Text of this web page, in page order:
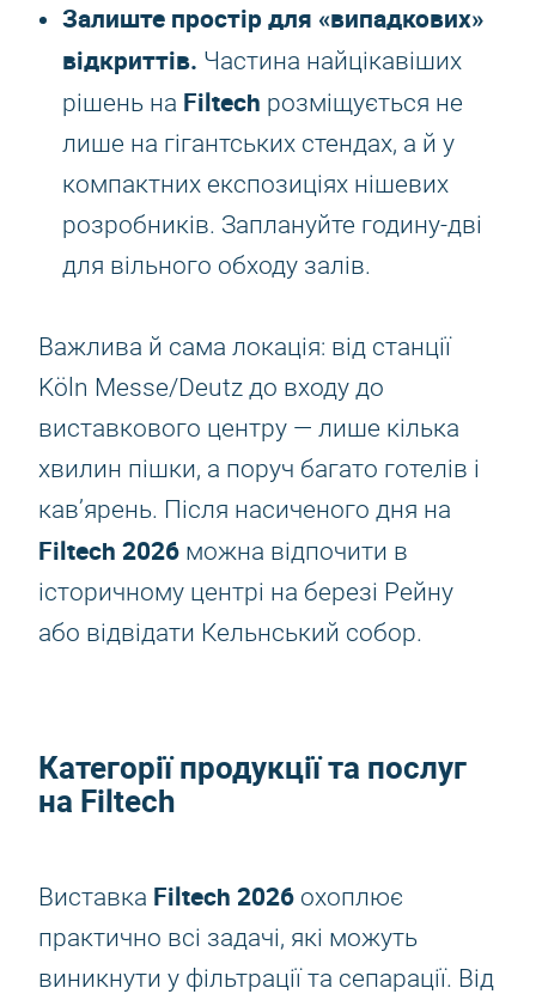
Залиште простір для «випадкових»
відкриттів. Частина найцікавіших
рішень на Filtech розміщується не
лише на гігантських стендах, а й у
компактних експозиціях нішевих
розробників. Заплануйте годину-дві
для вільного обходу залів.
Важлива й сама локація: від станції
Köln Messe/Deutz до входу до
виставкового центру — лише кілька
хвилин пішки, а поруч багато готелів і
кав’ярень. Після насиченого дня на
Filtech 2026 можна відпочити в
історичному центрі на березі Рейну
або відвідати Кельнський собор.
Категорії продукції та послуг
на Filtech
Виставка Filtech 2026 охоплює
практично всі задачі, які можуть
виникнути у фільтрації та сепарації. Від